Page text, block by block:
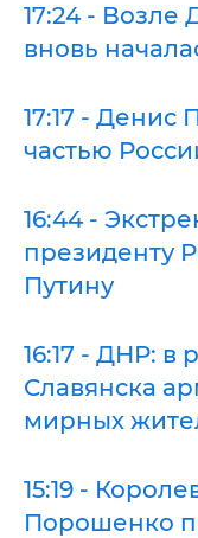
17:24 - Возле
вновь
17:17 - Денис
частью
16:44 -
президенту
Путину
16:17 - ДНР: в
Славянска
мирных
15:19 -
Порошенко